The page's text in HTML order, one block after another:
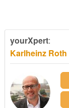
yourXpert:
Karlheinz Roth